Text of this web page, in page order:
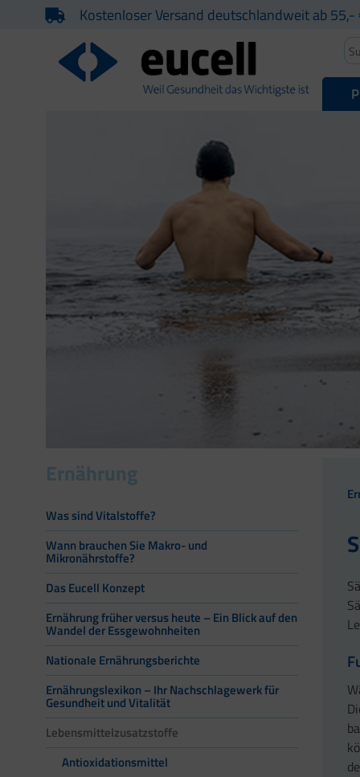
Kostenloser Versand deutschlandweit ab 55,-
Ernährung
Was sind Vitalstoffe?
Wann brauchen Sie Makro- und
Mikronährstoffe?
Das Eucell Konzept
Ernährung früher versus heute – Ein Blick auf den
Wandel der Essgewohnheiten
Nationale Ernährungsberichte
Ernährungslexikon – Ihr Nachschlagewerk für
Gesundheit und Vitalität
Lebensmittelzusatzstoffe
Antioxidationsmittel